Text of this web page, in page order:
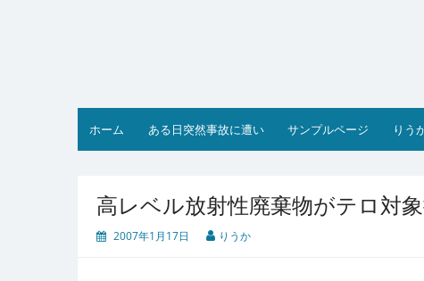
ホーム ある日突然事故に遭い サンプルページ りう
高レベル放射性廃棄物がテロ対
2007年1月17日 りうか